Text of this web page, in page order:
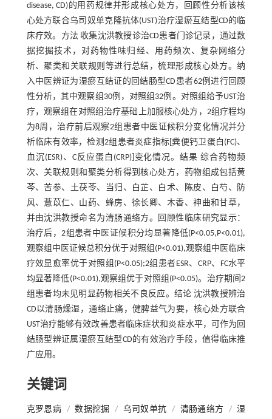
disease, CD)的用药规律并形成核心处方，回顾性分析该核
心处方联合乌司奴单克隆抗体(UST)治疗湿瘀互结型CD的临
床疗效。方法 收集沈洪教授诊治CD患者门诊记录，通过数
据挖掘技术，对药物性味归经、用药频次、复杂网络分
析、聚类和关联规则等进行总结，梳理形成核心处方。纳
入中医辨证为湿瘀互结证的回结肠型CD患者62例进行回顾
性分析，其中观察组30例，对照组32例。对照组给予UST治
疗，观察组在对照组治疗基础上加服核心处方，2组疗程均
为8周，治疗前后观察2组患者中医证候积分变化情况并分
析临床有效率，检测2组患者炎症指标[粪便钙卫蛋白(FC)、
血沉(ESR)、C反应蛋白(CRP)]变化情况。结果 综合药物频
次、关联规则和聚类分析得到核心处方，药物组成包括黄
芩、苦参、土茯苓、当归、白芷、白术、陈皮、白芍、防
风、薏苡仁、山药、蜂房、徐长卿、木香、神曲和甘草，
并由沈洪教授命名为清肠通络方。回顾性临床研究显示：
治疗后，2组患者中医证候积分均显著降低(P<0.05,P<0.01),
观察组中医证候总积分优于对照组(P<0.01),观察组中医临床
疗效显愈率优于对照组(P<0.05);2组患者ESR、CRP、FC水平
均显著降低(P<0.01),观察组优于对照组(P<0.05)。治疗期间2
组患者均未见明显药物相关不良反应。结论 沈洪教授辨治
CD以清肠燥湿，通络止痛，健脾益气为要，核心处方联合
UST治疗能够有效改善患者临床症状和炎症水平，可作为回
结肠型辨证属湿瘀互结型CD的有效治疗手段，值得临床推
广应用。
关键词
克罗恩病 / 数据挖掘 / 乌司奴单抗 / 清肠通络方 / 湿